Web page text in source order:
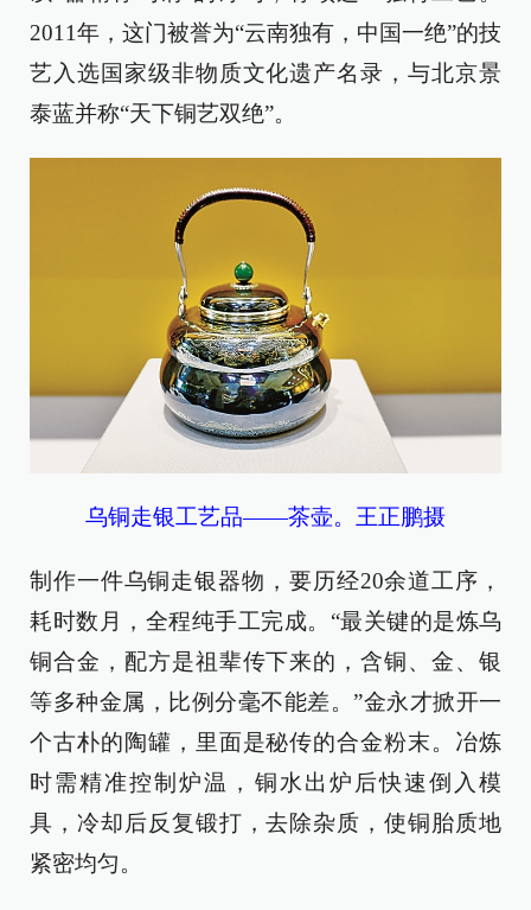
2011年，这门被誉为“云南独有，中国一绝”的技
艺入选国家级非物质文化遗产名录，与北京景
泰蓝并称“天下铜艺双绝”。
乌铜走银工艺品——茶壶。王正鹏摄
制作一件乌铜走银器物，要历经20余道工序，
耗时数月，全程纯手工完成。“最关键的是炼乌
铜合金，配方是祖辈传下来的，含铜、金、银
等多种金属，比例分毫不能差。”金永才掀开一
个古朴的陶罐，里面是秘传的合金粉末。冶炼
时需精准控制炉温，铜水出炉后快速倒入模
具，冷却后反复锻打，去除杂质，使铜胎质地
紧密均匀。